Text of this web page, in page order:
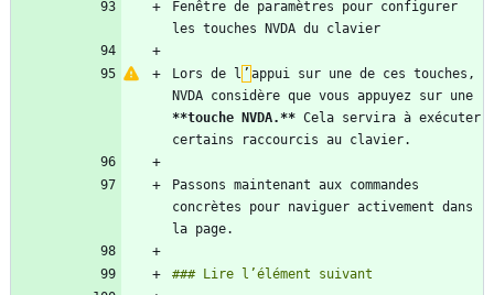
Fenêtre de paramètres pour configurer
Lors de l ’ appui sur une de ces touches,
**touche NVDA.** Cela servira à exécuter
Passons maintenant aux commandes
concrètes pour naviguer activement dans